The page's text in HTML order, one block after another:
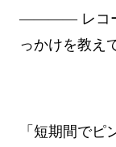
―――― レコー
っかけを教え
「短期間で